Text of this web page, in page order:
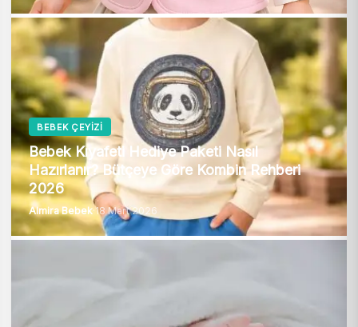
BEBEK ÇEYIZI
Bebek Kıyafeti Hediye Paketi Nasıl
Hazırlanır? Bütçeye Göre Kombin Rehberi
2026
Almira Bebek·18 Mart 2026